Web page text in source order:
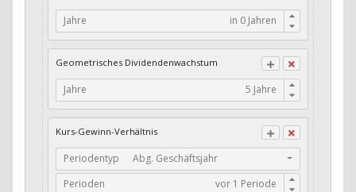
Buffett's Alpha: Wachstum Residual Net
Income / Book Value
Cash-Quote
CFO / Interest Expense
Current Ratio
Long-Term Debt to Working Capital
Dividenden-Check
Jahre
Geometrisches Dividendenwachstum
Jahre
Kurs-Gewinn-Verhältnis
Periodentyp
Abg. Geschäftsjahr
Perioden